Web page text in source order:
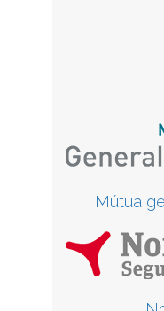
Mútua